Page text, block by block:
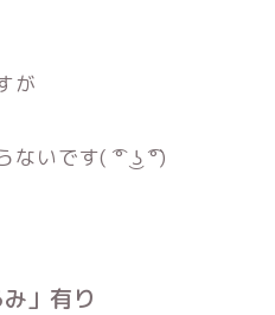
が
ないです( ͡° ͜ʖ ͡°)
」有り